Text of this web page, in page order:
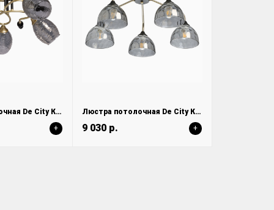
Люстра потолочная De City Клэр 463012505
+
Люстра потолочная De City Клэр 463011705
9 030 р. +